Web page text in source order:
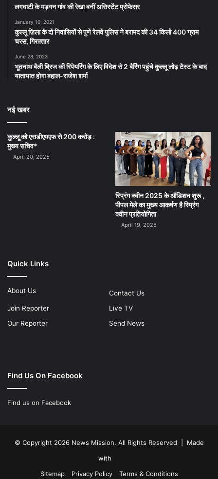
लगघाटी के मड़गन गांव की रेखा बनीं असिस्टेंट प्रोफेसर
January 10, 2021
कुल्लू ज़िला के दो निवासियों से पुणे रेलवे पुलिस ने बरामद की 34 किलो 400 ग्राम
चरस, गिरफ़्तार
June 28, 2023
भूतनाथ बैली ब्रिज की रिपेयरिंग के लिए विदेश से 2 बैरिंग पहुंचे कुल्लू लोढ़ टैस्ट के बाद
यातायात होगा बहाल-राजेश शर्मा
नई खबर
कुल्लू को एसडीएमएफ से 200 करोड़ :
मुख्य सचिव*
April 20, 2025
स्प्रिंग क्वीन 2025 के ऑडिशन शुरू ,
पीपल मेले का मुख्य आकर्षण है स्प्रिंग
क्वीन प्रतियोगिता
April 19, 2025
Quick Links
About Us
Contact Us
Join Reporter
Live TV
Our Reporter
Send News
Find Us On Facebook
Find us on Facebook
© Copyright 2026 News Mission. All Rights Reserved | Made
with
Sitemap
Privacy Policy Terms & Conditions